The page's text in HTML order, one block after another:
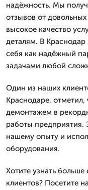
надёжность. Мы
отзывов от
высокое качество
деталям. В
себя как надёжный
задачами любой
Один из наших
Краснодаре,
демонтажем в
работы предприятия.
нашему опыту и
оборудования.
Хотите узнать
клиентов? Посетите